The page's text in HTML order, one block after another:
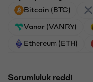
Bitcoin (BTC)
Vanar (VANRY)
Ethereum (ETH)
Sorumluluk reddi